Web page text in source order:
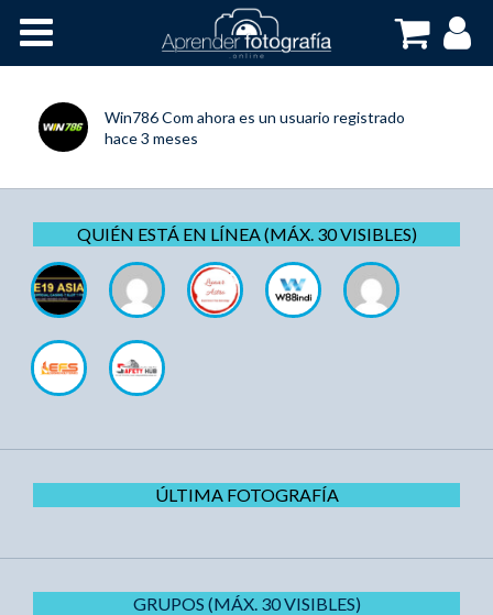
Cursos OnLine
Win786 Com ahora es un usuario registrado
hace 3 meses
QUIÉN ESTÁ EN LÍNEA (MÁX. 30 VISIBLES)
ÚLTIMA FOTOGRAFÍA
GRUPOS (MÁX. 30 VISIBLES)